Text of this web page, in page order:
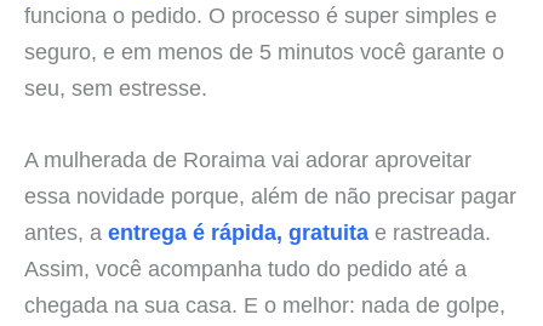
funciona o pedido. O processo é super simples e
seguro, e em menos de 5 minutos você garante o
seu, sem estresse.
A mulherada de Roraima vai adorar aproveitar
essa novidade porque, além de não precisar pagar
antes, a entrega é rápida, gratuita e rastreada.
Assim, você acompanha tudo do pedido até a
chegada na sua casa. E o melhor: nada de golpe,